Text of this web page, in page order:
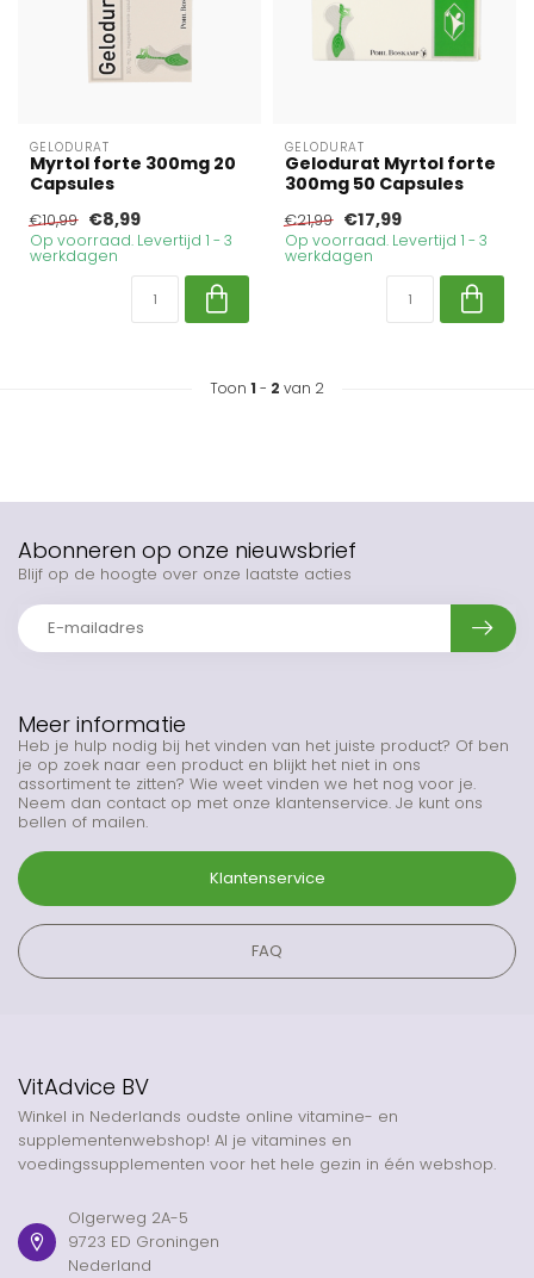
GELODURAT
Myrtol forte 300mg 20
Capsules
€10,99 €8,99
Op voorraad. Levertijd 1 - 3
werkdagen
GELODURAT
Gelodurat Myrtol forte
300mg 50 Capsules
€21,99 €17,99
Op voorraad. Levertijd 1 - 3
werkdagen
Toon 1 - 2 van 2
Meer informatie
Heb je hulp nodig bij het vinden van het juiste product? Of ben
je op zoek naar een product en blijkt het niet in ons
assortiment te zitten? Wie weet vinden we het nog voor je.
Neem dan contact op met onze klantenservice. Je kunt ons
bellen of mailen.
Klantenservice
FAQ
Abonneren op onze nieuwsbrief
Blijf op de hoogte over onze laatste acties
VitAdvice BV
Winkel in Nederlands oudste online vitamine- en
supplementenwebshop! Al je vitamines en
voedingssupplementen voor het hele gezin in één webshop.
Olgerweg 2A-5
9723 ED Groningen
Nederland